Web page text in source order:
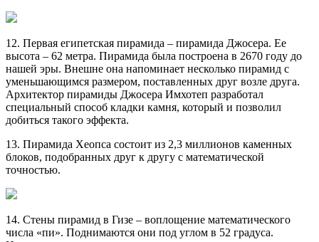
12. Первая египетская пирамида – пирамида Джосера. Ее
высота – 62 метра. Пирамида была построена в 2670 году до
нашей эры. Внешне она напоминает несколько пирамид с
уменьшающимся размером, поставленных друг возле друга.
Архитектор пирамиды Джосера Имхотеп разработал
специальный способ кладки камня, который и позволил
добиться такого эффекта.
13. Пирамида Хеопса состоит из 2,3 миллионов каменных
блоков, подобранных друг к другу с математической
точностью.
14. Стены пирамид в Гизе – воплощение математического
числа «пи». Поднимаются они под углом в 52 градуса.